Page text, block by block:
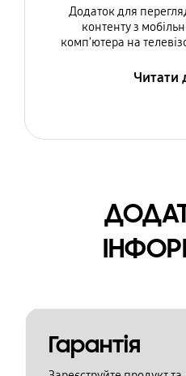
Додаток для
контенту з
комп'ютера на
Читати
Гарантія